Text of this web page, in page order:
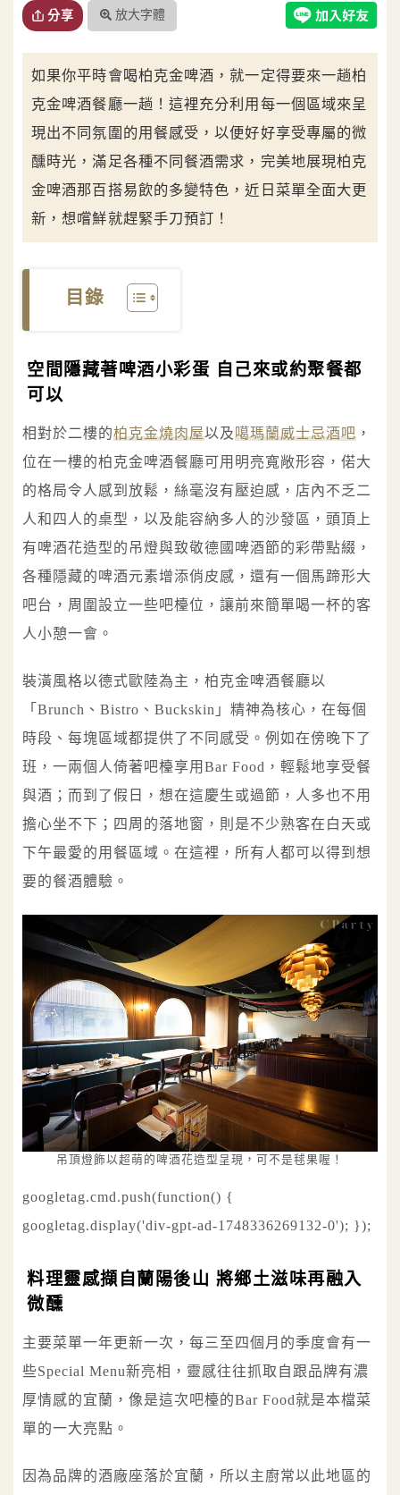
分享 放大字體
如果你平時會喝柏克金啤酒，就一定得要來一趟柏
克金啤酒餐廳一趟！這裡充分利用每一個區域來呈
現出不同氛圍的用餐感受，以便好好享受專屬的微
醺時光，滿足各種不同餐酒需求，完美地展現柏克
金啤酒那百搭易飲的多變特色，近日菜單全面大更
新，想嚐鮮就趕緊手刀預訂！
目錄
空間隱藏著啤酒小彩蛋 自己來或約聚餐都
可以
相對於二樓的柏克金燒肉屋以及噶瑪蘭威士忌酒吧 ，
位在一樓的柏克金啤酒餐廳可用明亮寬敞形容，偌大
的格局令人感到放鬆，絲毫沒有壓迫感，店內不乏二
人和四人的桌型，以及能容納多人的沙發區，頭頂上
有啤酒花造型的吊燈與致敬德國啤酒節的彩帶點綴，
各種隱藏的啤酒元素增添俏皮感，還有一個馬蹄形大
吧台，周圍設立一些吧檯位，讓前來簡單喝一杯的客
人小憩一會。
裝潢風格以德式歐陸為主，柏克金啤酒餐廳以
「Brunch、Bistro、Buckskin」精神為核心，在每個
時段、每塊區域都提供了不同感受。例如在傍晚下了
班，一兩個人倚著吧檯享用Bar Food，輕鬆地享受餐
與酒；而到了假日，想在這慶生或過節，人多也不用
擔心坐不下；四周的落地窗，則是不少熟客在白天或
下午最愛的用餐區域。在這裡，所有人都可以得到想
要的餐酒體驗。
吊頂燈飾以超萌的啤酒花造型呈現，可不是毬果喔！
googletag.cmd.push(function() {
googletag.display('div-gpt-ad-1748336269132-0'); });
料理靈感擷自蘭陽後山 將鄉土滋味再融入
微醺
主要菜單一年更新一次，每三至四個月的季度會有一
些Special Menu新亮相，靈感往往抓取自跟品牌有濃
厚情感的宜蘭，像是這次吧檯的Bar Food就是本檔菜
單的一大亮點。
因為品牌的酒廠座落於宜蘭，所以主廚常以此地區的